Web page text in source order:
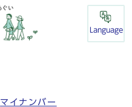
Language
マイナンバー